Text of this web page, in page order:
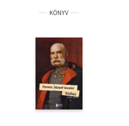
Tankönyv, segédkönyv
Társadalomtudomány
Természettudomány
Történelem
KÖNYV